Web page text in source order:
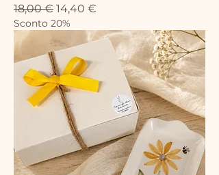
Standardpreis
18,00 € Sale-Preis
14,40 €
Sconto 20%